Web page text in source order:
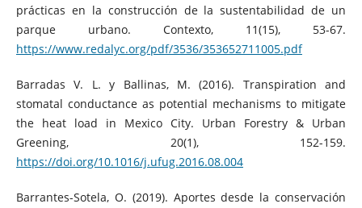
prácticas en la construcción de la sustentabilidad de un
parque urbano. Contexto, 11(15), 53-67.
https://www.redalyc.org/pdf/3536/353652711005.pdf
Barradas V. L. y Ballinas, M. (2016). Transpiration and
stomatal conductance as potential mechanisms to mitigate
the heat load in Mexico City. Urban Forestry & Urban
Greening, 20(1), 152-159.
https://doi.org/10.1016/j.ufug.2016.08.004
Barrantes-Sotela, O. (2019). Aportes desde la conservación